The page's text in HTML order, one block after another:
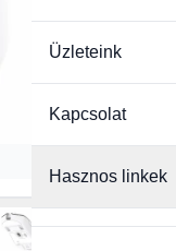
Üzleteink
Kapcsolat
Hasznos linkek